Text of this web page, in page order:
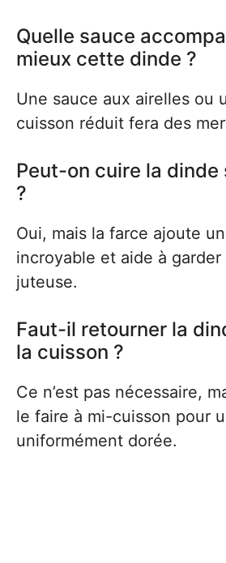
Quelle sauce
mieux cette dinde ?
Une sauce aux airelles ou
cuisson réduit fera des
Peut-on cuire la
?
Oui, mais la farce ajoute
incroyable et aide à garder
juteuse.
Faut-il retourner la
la cuisson ?
Ce n’est pas nécessaire,
le faire à mi-cuisson pour
uniformément dorée.